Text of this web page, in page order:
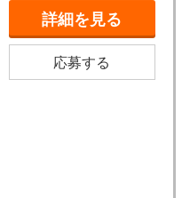
詳細を見る
応募する